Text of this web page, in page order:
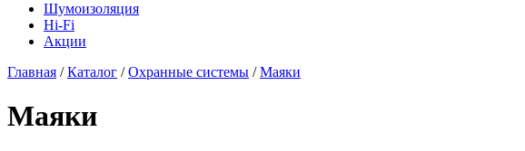
Шумоизоляция
Hi-Fi
Акции
Главная /Каталог /Охранные системы /Маяки
Маяки